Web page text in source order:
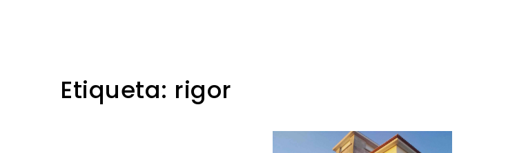
Etiqueta: rigor